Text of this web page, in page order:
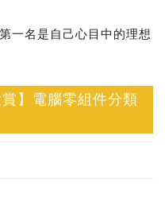
一名是自己心目中的理想
】電腦零組件分類